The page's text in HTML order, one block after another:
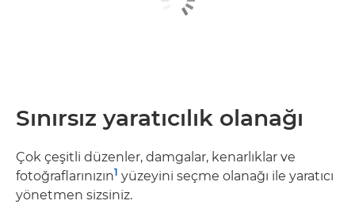
Sınırsız yaratıcılık olanağı
Çok çeşitli düzenler, damgalar, kenarlıklar ve
fotoğraflarınızın1 yüzeyini seçme olanağı ile yaratıcı
yönetmen sizsiniz.